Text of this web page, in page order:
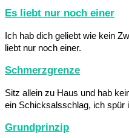
Es liebt nur noch einer
Ich hab dich geliebt wie kein
liebt nur noch einer.
Schmerzgrenze
Sitz allein zu Haus und hab
ein Schicksalsschlag, ich spür
Grundprinzip